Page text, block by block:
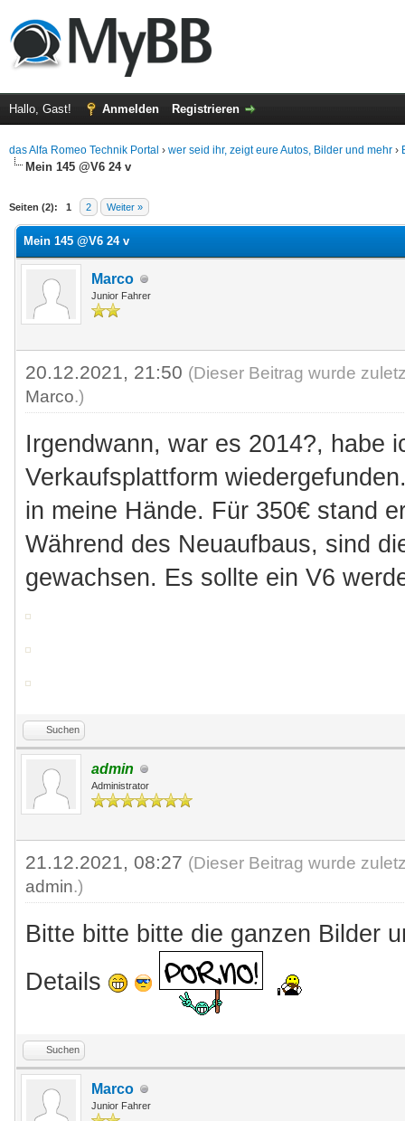
Hallo, Gast! Anmelden Registrieren
das Alfa Romeo Technik Portal › wer seid ihr, zeigt eure Autos, Bilder und mehr ›
Mein 145 @V6 24 v
Seiten (2): 1 2 Weiter »
Durchschnitt
Mein 145 @V6 24 v
Marco
Junior Fahrer
20.12.2021, 21:50 (Dieser Beitrag wurde
Marco.)
Irgendwann, war es 2014?, habe
Verkaufsplattform
in meine Hände. Für 350€ stand
Während des Neuaufbaus, sind
gewachsen. Es sollte ein V6
Suchen
admin
Administrator
21.12.2021, 08:27 (Dieser Beitrag wurde
admin.)
Bitte bitte bitte die ganzen Bilder
Details
Suchen
Marco
Junior Fahrer